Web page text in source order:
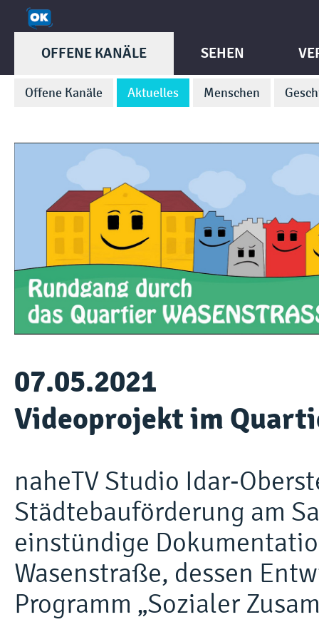
OFFENE KANÄLE
Offene Kanäle Aktuelles Menschen
SEHEN
07.05.2021
Videoprojekt im
naheTV Studio Idar-
Städtebauförderung am
einstündige
Wasenstraße, dessen
Programm „Sozialer